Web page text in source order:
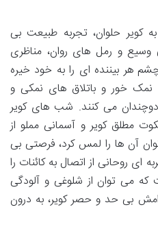
کویر حلوان، تجربه طبیعت بی
و رمل های روان، مناظری
هر بیننده ای را به خود خیره
نمک خور و باتلاق های نمکی و
دوچندان می کنند. شب های کویر
مطلق کویر و آسمانی مملو از
آن ها را لمس کرد، فرصتی بی
روحانی از اتصال به کائنات را
که می توان از شلوغی و آلودگی
بی حد و حصر کویر، به درون